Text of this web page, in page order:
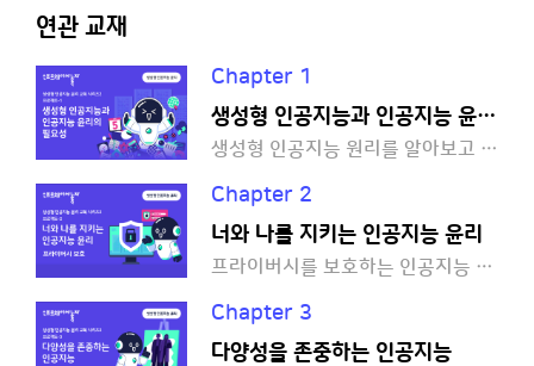
연관 교재
Chapter 1
생성형 인공지능과 인공지능 윤리의 필요성
생성형 인공지능 원리를 알아보고 윤리의 필요성에 대해 알아볼까요?
Chapter 2
너와 나를 지키는 인공지능 윤리
프라이버시를 보호하는 인공지능 비서를 파이썬으로 만들어 볼까요?
Chapter 3
다양성을 존중하는 인공지능